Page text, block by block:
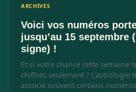
ARCHIVES
Voici vos numéros
jusqu’au 15 septembre
signe) !
Et si votre chance cette semaine
chiffres seulement ? L’astrologie
associe souvent certains